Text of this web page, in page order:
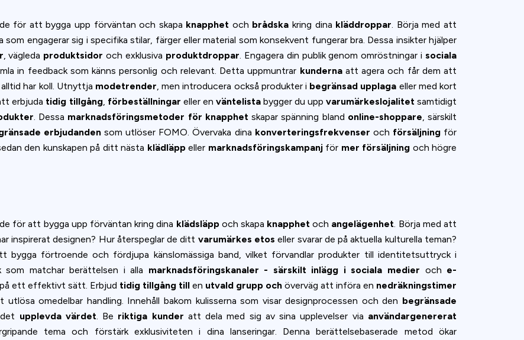
för att bygga upp förväntan och skapa knapphet och brådska kring dina kläddroppar . Börja med att
engagerar sig i specifika stilar, färger eller material som konsekvent fungerar bra. Dessa insikter hjälper
, vägleda produktsidor och exklusiva produktdroppar . Engagera din publik genom omröstningar i sociala
in feedback som känns personlig och relevant. Detta uppmuntrar kundernaatt agera och får dem att
har koll. Utnyttja modetrender , men introducera också produkter i begränsad upplaga eller med kort
erbjuda tidig tillgång, förbeställningar eller en väntelistabygger du upp varumärkeslojalitet samtidigt
. Dessa marknadsföringsmetoder för knapphet skapar spänning bland online-shoppare , särskilt
erbjudanden som utlöser FOMO. Övervaka dina konverteringsfrekvenser och försäljningför
den kunskapen på ditt nästa klädläppeller marknadsföringskampanjför mer försäljning och högre
för att bygga upp förväntan kring dina klädsläppoch skapa knapphet och angelägenhet . Börja med att
inspirerat designen? Hur återspeglar de ditt varumärkes etos eller svarar de på aktuella kulturella teman?
bygga förtroende och fördjupa känslomässiga band, vilket förvandlar produkter till identitetsuttryck i
som matchar berättelsen i alla marknadsföringskanaler - särskilt inlägg i sociala medier och e-
på ett effektivt sätt. Erbjud tidig tillgång till en utvald grupp och överväg att införa en nedräkningstimer
omedelbar handling. Innehåll bakom kulisserna som visar designprocessen och den begränsade
upplevda värdet . Be riktiga kunder att dela med sig av sina upplevelser via användargenererat
tema och förstärk exklusiviteten i dina lanseringar. Denna berättelsebaserade metod ökar
Settings Accept